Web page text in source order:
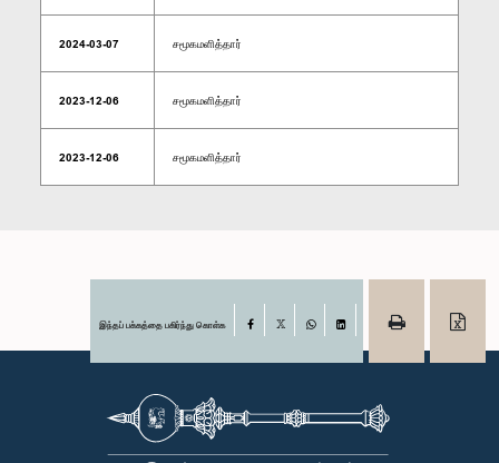
2024-03-07 சமூகமளித்தார்
2023-12-06 சமூகமளித்தார்
2023-12-06 சமூகமளித்தார்
இந்தப் பக்கத்தை பகிர்ந்து கொள்க Facebook